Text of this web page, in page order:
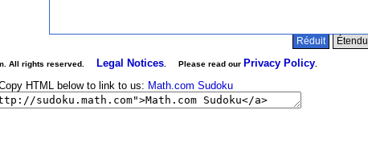
Réduit Étendu
All rights reserved. Legal Notices. Please read our Privacy Policy.
HTML below to link to us: Math.com Sudoku